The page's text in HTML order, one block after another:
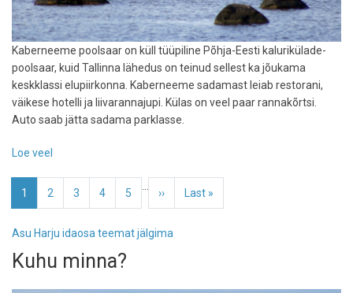
Kaberneeme poolsaar on küll tüüpiline Põhja-Eesti kalurikülade-
poolsaar, kuid Tallinna lähedus on teinud sellest ka jõukama
keskklassi elupiirkonna. Kaberneeme sadamast leiab restorani,
väikese hotelli ja liivarannajupi. Külas on veel paar rannakõrtsi.
Auto saab jätta sadama parklasse.
Loe veel
Ihasalu:
balansseerimine
Pagination
Eesolev
leht
1 Page
2 Page
3 Page
4 Page
5
…
Järgmine
leht
››
Viimane
leht
Last »
Asu Harju idaosa teemat jälgima
Kuhu minna?